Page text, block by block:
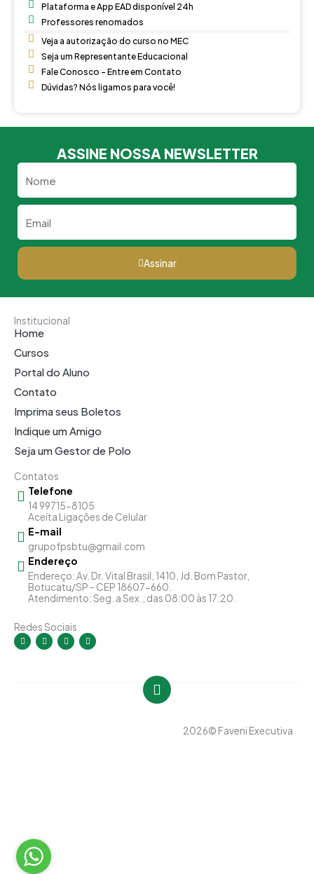
Plataforma e App EAD disponível 24h
Professores renomados
Veja a autorização do curso no MEC
Seja um Representante Educacional
Fale Conosco - Entre em Contato
Dúvidas? Nós ligamos para você!
ASSINE NOSSA NEWSLETTER
Assinar
Institucional
Home
Cursos
Portal do Aluno
Contato
Imprima seus Boletos
Indique um Amigo
Seja um Gestor de Polo
Contatos
Telefone
14 99715-8105
Aceita Ligações de Celular
E-mail
grupofpsbtu@gmail.com
Endereço
Endereço: Av. Dr. Vital Brasil, 1410, Jd. Bom Pastor,
Botucatu/SP - CEP 18607-660.
Atendimento: Seg. a Sex., das 08:00 às 17:20.
Redes Sociais
I
n
s
F
a
c
Y
o
u
L
i
n
2026© Faveni Executiva